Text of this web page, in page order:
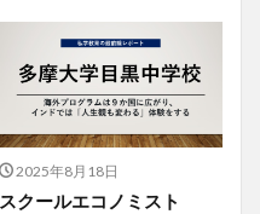
2025年8月18日
スクールエコノミスト